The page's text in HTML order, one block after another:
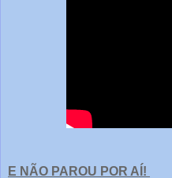
E NÃO PAROU POR AÍ!